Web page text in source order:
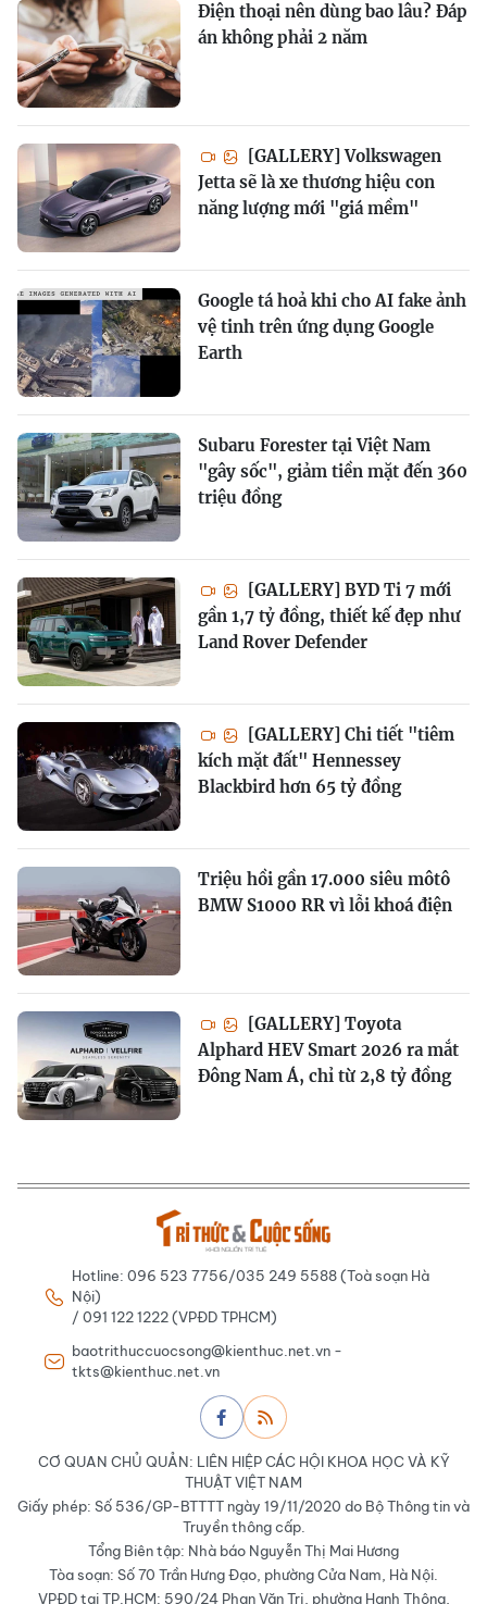
Điện thoại nên dùng bao lâu? Đáp
án không phải 2 năm
[GALLERY] Volkswagen
Jetta sẽ là xe thương hiệu con
năng lượng mới "giá mềm"
Google tá hoả khi cho AI fake ảnh
vệ tinh trên ứng dụng Google
Earth
Subaru Forester tại Việt Nam
"gây sốc", giảm tiền mặt đến 360
triệu đồng
[GALLERY] BYD Ti 7 mới
gần 1,7 tỷ đồng, thiết kế đẹp như
Land Rover Defender
[GALLERY] Chi tiết "tiêm
kích mặt đất" Hennessey
Blackbird hơn 65 tỷ đồng
Triệu hồi gần 17.000 siêu môtô
BMW S1000 RR vì lỗi khoá điện
[GALLERY] Toyota
Alphard HEV Smart 2026 ra mắt
Đông Nam Á, chỉ từ 2,8 tỷ đồng
Hotline: 096 523 7756/035 249 5588 (Toà soạn Hà
Nội)
/ 091 122 1222 (VPĐD TPHCM)
baotrithuccuocsong@kienthuc.net.vn -
tkts@kienthuc.net.vn
CƠ QUAN CHỦ QUẢN: LIÊN HIỆP CÁC HỘI KHOA HỌC VÀ KỸ
THUẬT VIỆT NAM
Giấy phép: Số 536/GP-BTTTT ngày 19/11/2020 do Bộ Thông tin và
Truyền thông cấp.
Tổng Biên tập: Nhà báo Nguyễn Thị Mai Hương
Tòa soạn: Số 70 Trần Hưng Đạo, phường Cửa Nam, Hà Nội.
VPĐD tại TP.HCM: 590/24 Phan Văn Trị, phường Hạnh Thông,